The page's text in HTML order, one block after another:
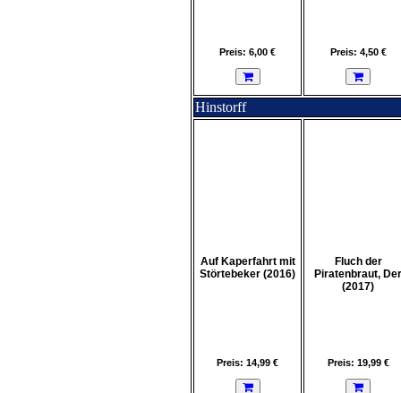
Preis: 6,00 € Preis: 4,50 €
Hinstorff
Auf Kaperfahrt mit
Störtebeker (2016)
Preis: 14,99 €
Fluch der
Piratenbraut, Der
(2017)
Preis: 19,99 €